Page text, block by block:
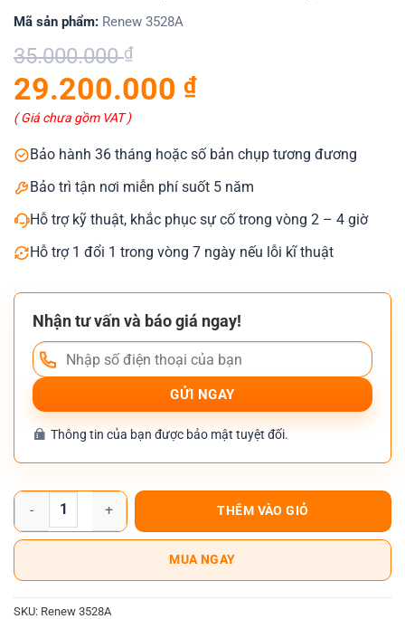
Mã sản phẩm: Renew 3528A
35.000.000₫
Giá
gốc
là:
35.000.000 ₫.
29.200.000 ₫
Giá
hiện
tại
là:
29.200.000 ₫.
( Giá chưa gồm VAT )
Bảo hành 36 tháng hoặc số bản chụp tương đương
Bảo trì tận nơi miễn phí suốt 5 năm
Hỗ trợ kỹ thuật, khắc phục sự cố trong vòng 2 – 4 giờ
Hỗ trợ 1 đổi 1 trong vòng 7 ngày nếu lỗi kĩ thuật
Nhận tư vấn và báo giá ngay!
Thông tin của bạn được bảo mật tuyệt đối.
Máy Photocopy Toshiba e-STUDIO 3528A Renew Mới 99% (Hàng
THÊM VÀO GIỎ
MUA NGAY
SKU: Renew 3528A